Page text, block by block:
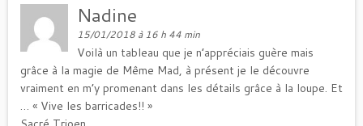
Nadine
15/01/2018 à 16 h 44 min
Voilà un tableau que je n’appréciais guère mais
grâce à la magie de Même Mad, à présent je le découvre
vraiment en m’y promenant dans les détails grâce à la loupe. Et
… « Vive les barricades!! »